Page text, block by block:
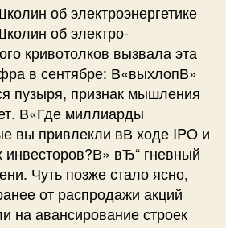
об электро­энергетике
об электро­
кривотолков вызвала эта
в сентябре: В«выхлопВ»
пузыря, признак мышления
В«Где миллиарды
вы привлекли вВ ходе IPO и
инвесторов?В» вЂ“ гневный
Чуть позже стало ясно,
от распродажи акций
на авансирование строек